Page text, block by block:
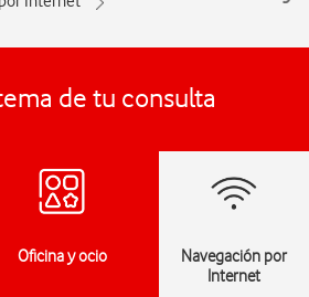
de tu consulta
Oficina y ocio
Navegación por
Internet